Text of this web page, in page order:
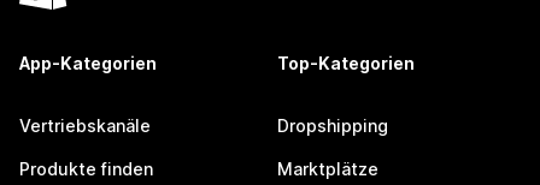
App-Kategorien
Vertriebskanäle
Produkte finden
Top-Kategorien
Dropshipping
Marktplätze